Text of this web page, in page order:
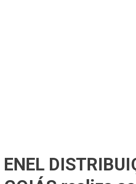
ENEL